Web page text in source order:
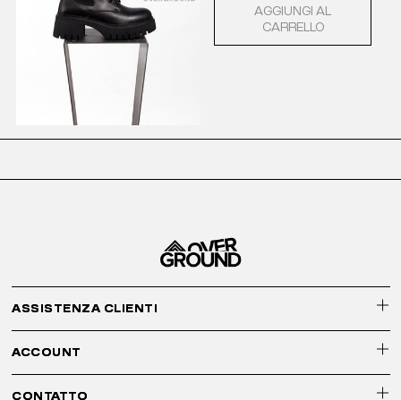
AGGIUNGI AL
CARRELLO
ASSISTENZA CLIENTI
ACCOUNT
CONTATTO